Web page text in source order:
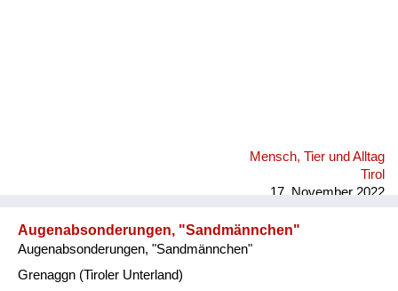
Mensch, Tier und Alltag
Tirol
17. November 2022
Augenabsonderungen, "Sandmännchen"
Augenabsonderungen, "Sandmännchen"
Grenaggn (Tiroler Unterland)